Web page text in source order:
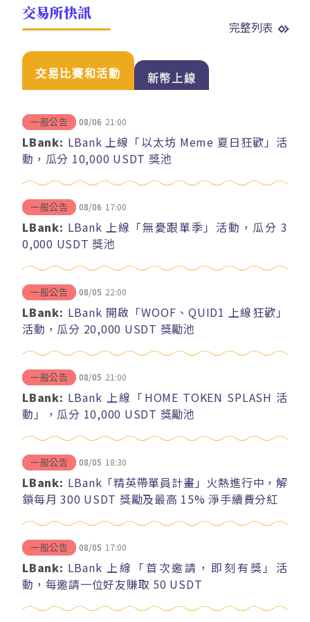
交易所快訊
完整列表
交易比賽和活動 新幣上線
一般公告 08/06 21:00
LBank: LBank 上線「以太坊 Meme 夏日狂歡」活
動，瓜分 10,000 USDT 獎池
一般公告 08/06 17:00
LBank: LBank 上線「無憂跟單季」活動，瓜分 3
0,000 USDT 獎池
一般公告 08/05 22:00
LBank: LBank 開啟「WOOF、QUID1 上線狂歡」
活動，瓜分 20,000 USDT 獎勵池
一般公告 08/05 21:00
LBank: LBank 上線「HOME TOKEN SPLASH 活
動」，瓜分 10,000 USDT 獎勵池
一般公告 08/05 18:30
LBank: LBank「精英帶單員計畫」火熱進行中，解
鎖每月 300 USDT 獎勵及最高 15% 淨手續費分紅
一般公告 08/05 17:00
LBank: LBank 上線「首次邀請，即刻有獎」活
動，每邀請一位好友賺取 50 USDT